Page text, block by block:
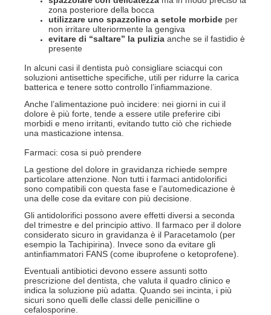
zona posteriore della bocca
utilizzare uno spazzolino a setole morbide per
non irritare ulteriormente la gengiva
evitare di “saltare” la pulizia anche se il fastidio è
presente
In alcuni casi il dentista può consigliare sciacqui con
soluzioni antisettiche specifiche, utili per ridurre la carica
batterica e tenere sotto controllo l’infiammazione.
Anche l’alimentazione può incidere: nei giorni in cui il
dolore è più forte, tende a essere utile preferire cibi
morbidi e meno irritanti, evitando tutto ciò che richiede
una masticazione intensa.
Farmaci: cosa si può prendere
La gestione del dolore in gravidanza richiede sempre
particolare attenzione. Non tutti i farmaci antidolorifici
sono compatibili con questa fase e l’automedicazione è
una delle cose da evitare con più decisione.
Gli antidolorifici possono avere effetti diversi a seconda
del trimestre e del principio attivo. Il farmaco per il dolore
considerato sicuro in gravidanza è il Paracetamolo (per
esempio la Tachipirina). Invece sono da evitare gli
antinfiammatori FANS (come ibuprofene o ketoprofene).
Eventuali antibiotici devono essere assunti sotto
prescrizione del dentista, che valuta il quadro clinico e
indica la soluzione più adatta. Quando sei incinta, i più
sicuri sono quelli delle classi delle penicilline o
cefalosporine.